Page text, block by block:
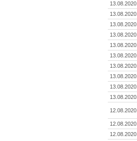
13.08.2020.
13.08.2020.
13.08.2020.
13.08.2020.
13.08.2020.
13.08.2020.
13.08.2020.
13.08.2020.
13.08.2020.
13.08.2020.
12.08.2020.
12.08.2020.
12.08.2020.